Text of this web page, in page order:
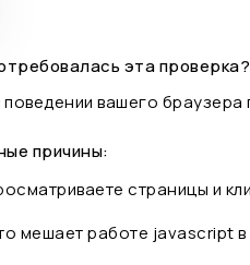
эта проверка?
поведении вашего
причины:
страницы и
мешает работе javascript